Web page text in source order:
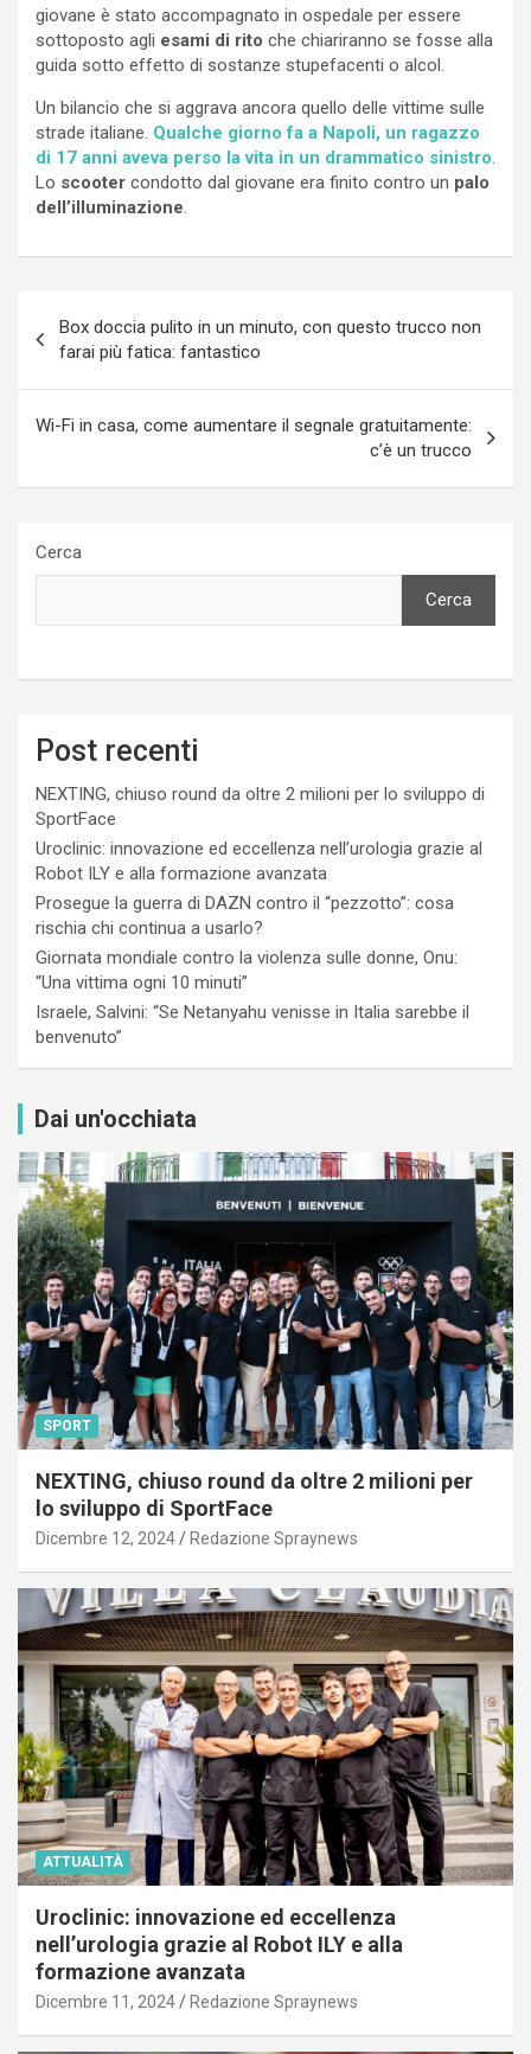
giovane è stato accompagnato in ospedale per essere
sottoposto agli esami di rito che chiariranno se fosse alla
guida sotto effetto di sostanze stupefacenti o alcol.
Un bilancio che si aggrava ancora quello delle vittime sulle
strade italiane. Qualche giorno fa a Napoli, un ragazzo
di 17 anni aveva perso la vita in un drammatico sinistro.
Lo scooter condotto dal giovane era finito contro un palo
dell’illuminazione.
articoli
Box doccia pulito in un minuto, con questo trucco non
farai più fatica: fantastico
Wi-Fi in casa, come aumentare il segnale gratuitamente:
c’è un trucco
Cerca
Cerca
Post recenti
NEXTING, chiuso round da oltre 2 milioni per lo sviluppo di
SportFace
Uroclinic: innovazione ed eccellenza nell’urologia grazie al
Robot ILY e alla formazione avanzata
Prosegue la guerra di DAZN contro il “pezzotto”: cosa
rischia chi continua a usarlo?
Giornata mondiale contro la violenza sulle donne, Onu:
“Una vittima ogni 10 minuti”
Israele, Salvini: “Se Netanyahu venisse in Italia sarebbe il
benvenuto”
Dai un'occhiata
SPORT
NEXTING, chiuso round da oltre 2 milioni per
lo sviluppo di SportFace
Dicembre 12, 2024 Redazione Spraynews
ATTUALITÀ
Uroclinic: innovazione ed eccellenza
nell’urologia grazie al Robot ILY e alla
formazione avanzata
Dicembre 11, 2024 Redazione Spraynews